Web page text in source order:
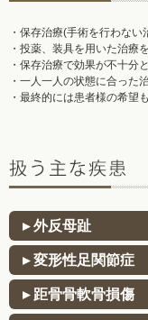
・ 保存治療(手術を行わない
・投薬、装具を用いた治療
・保存治療で効果が不十分
・一人一人の状態に合った
・最終的には患者様の希望
▸ 外反母趾
▸ 変形性足関節症
▸ 距骨骨軟骨損傷